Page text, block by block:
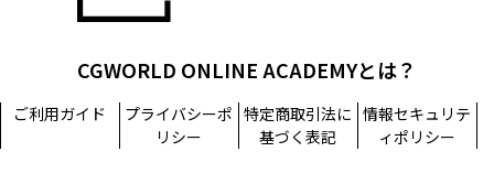
CGWORLD ONLINE ACADEMYとは？
ご利用ガイド
プライバシーポ
リシー
特定商取引法に
基づく表記
情報セキュリテ
ィポリシー